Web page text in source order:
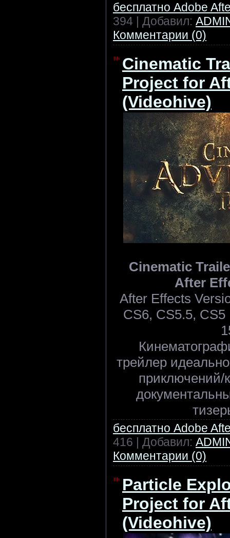
бесплатно Adobe
394 | Добавил:
Комментарии (0)
Cinematic
Project for
(Videohive)
Cinematic
After
After Effects
CS6, CS5.5,
трейлер
приключений/
бесплатно Adobe
416 | Добавил:
Комментарии (0)
Particle
Project for
(Videohive)